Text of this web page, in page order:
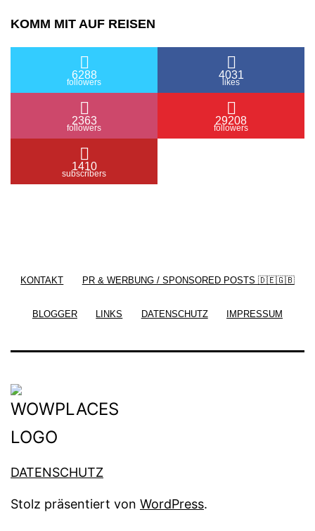
KOMM MIT AUF REISEN
6288
followers
4031
likes
2363
followers
29208
followers
1410
subscribers
KONTAKT PR & WERBUNG / SPONSORED POSTS 🇩🇪🇬🇧
BLOGGER LINKS DATENSCHUTZ IMPRESSUM
DATENSCHUTZ
Stolz präsentiert von WordPress.